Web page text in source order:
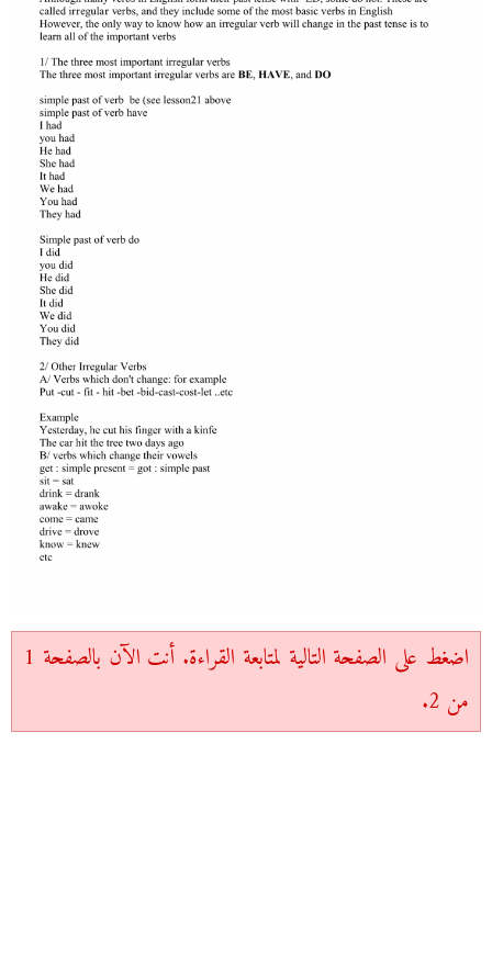
اضغط على الصفحة التالية لمتابعة القراءة. أنت الآن بالصفحة 1
من 2.